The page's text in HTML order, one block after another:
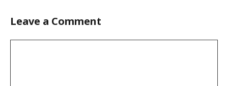
Leave a Comment